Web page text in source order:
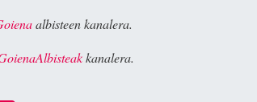
albisteen kanalera.
kanalera.